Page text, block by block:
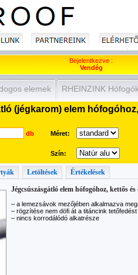
Bejelentkezve :
Vendég
elemek RHEINZINK
(jégkarom) elem
db Méret:
Szín:
Letöltések Értékelések
Jégcsúszásgátló elem hófogóhoz, kettős
– a lemezsávok mezőjében alkalmazva
– rögzítése nem döfi át a titáncink
– nincs korrodálódó alkatrésze